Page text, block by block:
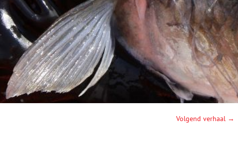
Volgend verhaal →